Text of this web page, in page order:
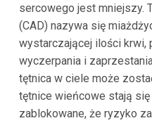
sercowego jest mniejszy.
(CAD) nazywa się
wystarczającej ilości krwi,
wyczerpania i
tętnica w ciele może
tętnice wieńcowe stają
zablokowane, że ryzyko